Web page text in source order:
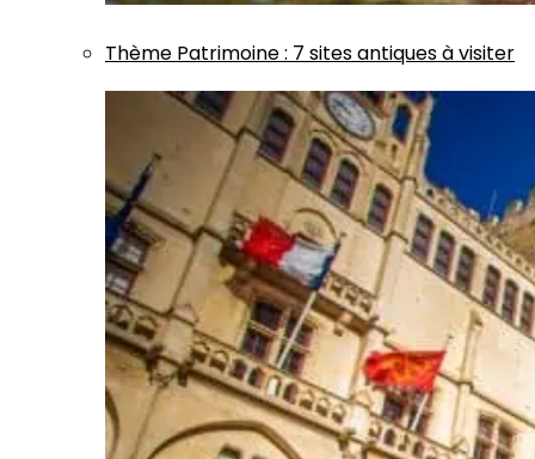
Thème Patrimoine: 7 sites antiques à visiter